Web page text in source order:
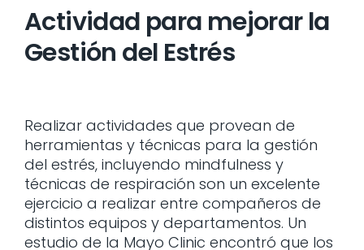
Actividad para mejorar la
Gestión del Estrés
Realizar actividades que provean de
herramientas y técnicas para la gestión
del estrés, incluyendo mindfulness y
técnicas de respiración son un excelente
ejercicio a realizar entre compañeros de
distintos equipos y departamentos. Un
estudio de la Mayo Clinic encontró que los